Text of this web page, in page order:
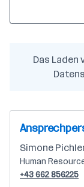
Das Laden
Simone
Human
+43 662 856225